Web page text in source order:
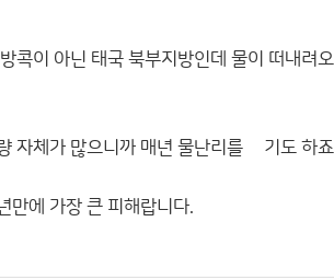
콕이 아닌 태국 북부지방인데 물이 떠내려
자체가 많으니까 매년 물난리를 껶기도 하
만에 가장 큰 피해랍니다.